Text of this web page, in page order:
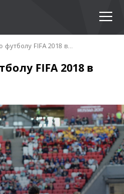
Чемпионат мира по футболу FIFA 2018 в России™
FIFA 2018 в